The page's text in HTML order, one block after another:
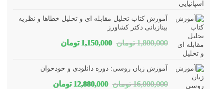
بود.
آموزش کتاب تحلیل مقابله ای و تحلیل خطاها و نظریه
بینازبانی دکتر کشاورز
1,800,000 تومان قیمت
1,150,000 تومانقیمت
آموزش زبان روسی: دوره دانلودی و خودخوان
16,000,000 تومان قیمت
12,880,000 تومانقیمت